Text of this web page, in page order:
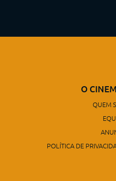
O
QUEM
POLÍTICA DE